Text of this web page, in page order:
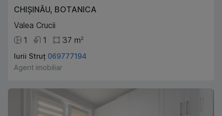
CHIȘINĂU, BOTANICA
Valea Crucii
1
1 37 m2
Iurii Struț 069777194
Agent imobiliar